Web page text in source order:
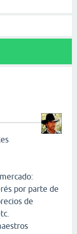
por parte de
de